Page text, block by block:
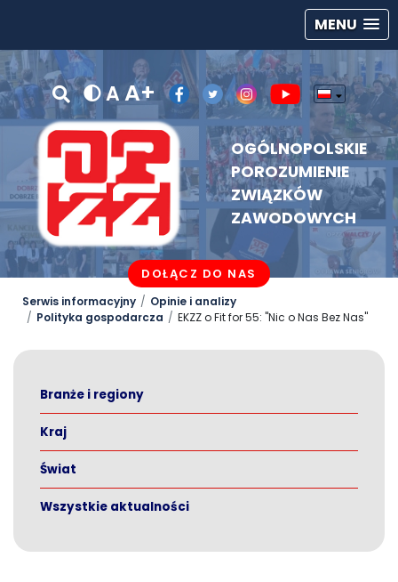
MENU
A A+
OGÓLNOPOLSKIE
POROZUMIENIE
ZWIĄZKÓW
ZAWODOWYCH
DOŁĄCZ DO NAS
Serwis informacyjny
Opinie i analizy
Polityka gospodarcza
EKZZ o Fit for 55: "Nic o Nas Bez Nas"
Branże i regiony
Kraj
Świat
Wszystkie aktualności